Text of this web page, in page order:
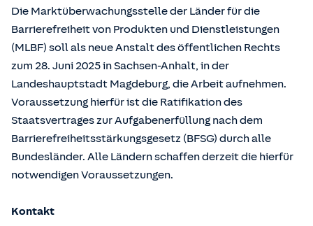
Die Marktüberwachungsstelle der Länder für die
Barrierefreiheit von Produkten und Dienstleistungen
(MLBF) soll als neue Anstalt des öffentlichen Rechts
zum 28. Juni 2025 in Sachsen-Anhalt, in der
Landeshauptstadt Magdeburg, die Arbeit aufnehmen.
Voraussetzung hierfür ist die Ratifikation des
Staatsvertrages zur Aufgabenerfüllung nach dem
Barrierefreiheitsstärkungsgesetz (BFSG) durch alle
Bundesländer. Alle Ländern schaffen derzeit die hierfür
notwendigen Voraussetzungen.
Kontakt